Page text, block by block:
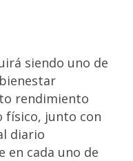
siendo uno de
rendimiento
físico, junto con
diario
en cada uno de